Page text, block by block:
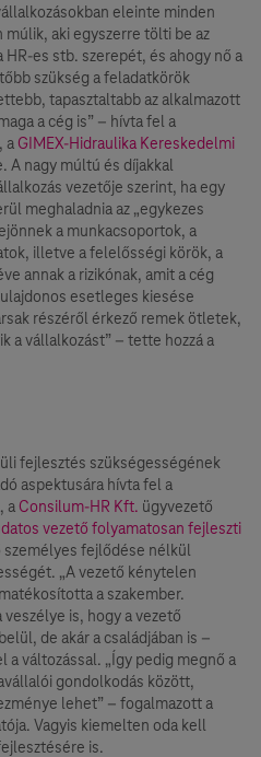
eleinte minden
aki egyszerre tölti be az
es stb. szerepét, és ahogy nő a
szükség a feladatkörök
tapasztaltabb az alkalmazott
a cég is” – hívta fel a
a GIMEX-Hidraulika Kereskedelmi
A nagy múltú és díjakkal
vezetője szerint, ha egy
meghaladnia az „egykezes
a munkacsoportok, a
illetve a felelősségi körök, a
annak a rizikónak, amit a cég
esetleges kiesése
részéről érkező remek ötletek,
a vállalkozást” – tette hozzá a
fejlesztés szükségességének
aspektusára hívta fel a
a Consilum-HR Kft. ügyvezető
vezető folyamatosan fejleszti
személyes fejlődése nélkül
„A vezető kénytelen
a szakember.
is, hogy a vezető
de akár a családjában is –
a változással. „Így pedig megnő a
gondolkodás között,
lehet” – fogalmazott a
Vagyis kiemelten oda kell
is.